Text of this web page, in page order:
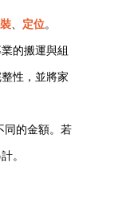
、 定位。
的搬運與組
性，並將家
同的金額。若
。